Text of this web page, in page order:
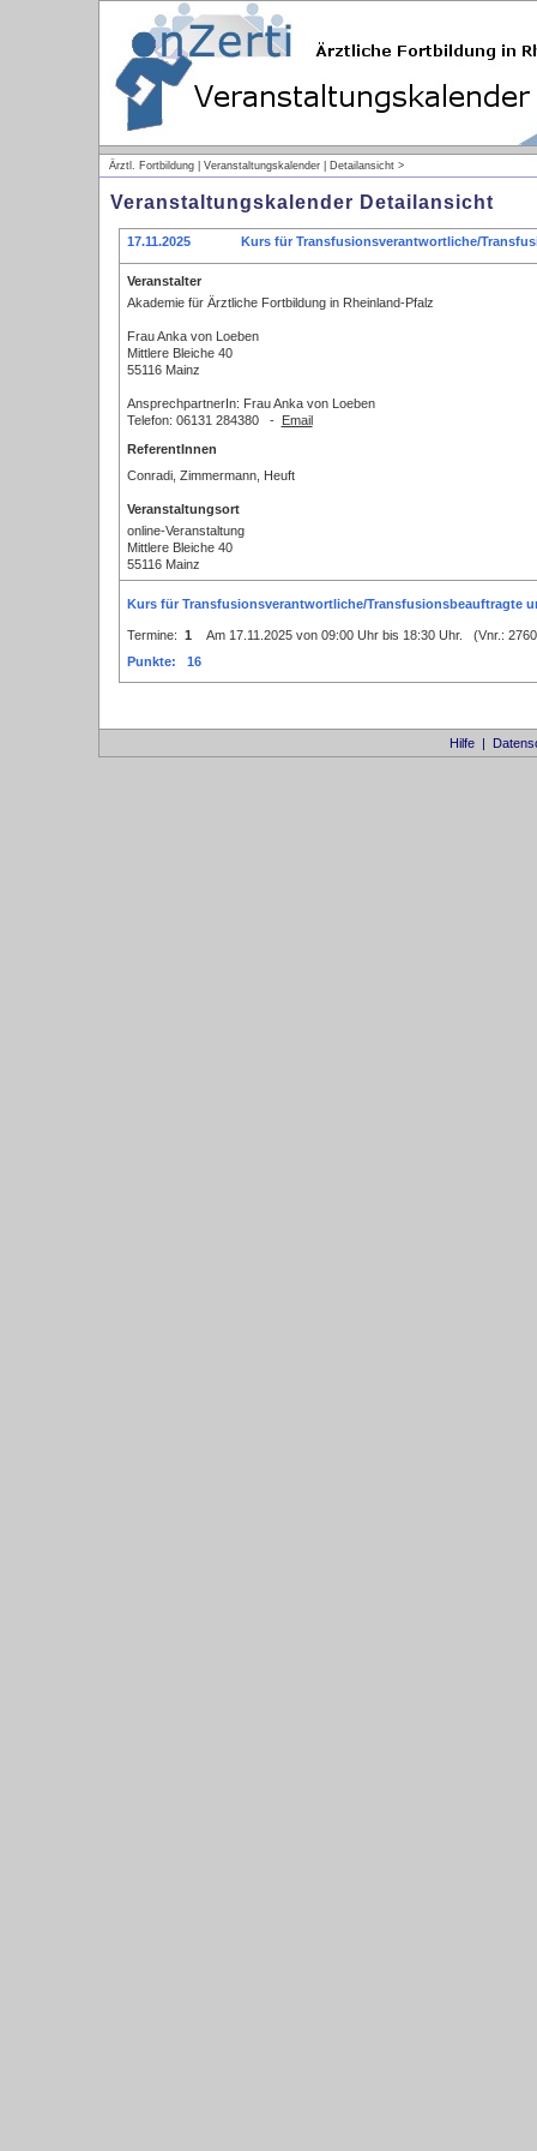
Ärztl. Fortbildung | Veranstaltungskalender | Detailansicht >
Veranstaltungskalender Detailansicht
17.11.2025 Kurs für Transfusionsverantwortliche/
Veranstalter
Akademie für Ärztliche Fortbildung in Rheinland-Pfalz
Frau Anka von Loeben
Mittlere Bleiche 40
55116 Mainz
AnsprechpartnerIn: Frau Anka von Loeben
Telefon: 06131 284380 - Email
ReferentInnen
Conradi, Zimmermann, Heuft
Veranstaltungsort
online-Veranstaltung
Mittlere Bleiche 40
55116 Mainz
Kurs für Transfusionsverantwortliche/Transfusionsbeauftragte
Termine: 1 Am 17.11.2025 von 09:00 Uhr bis 18:30 Uhr. (Vnr.:
Punkte: 16
Hilfe|